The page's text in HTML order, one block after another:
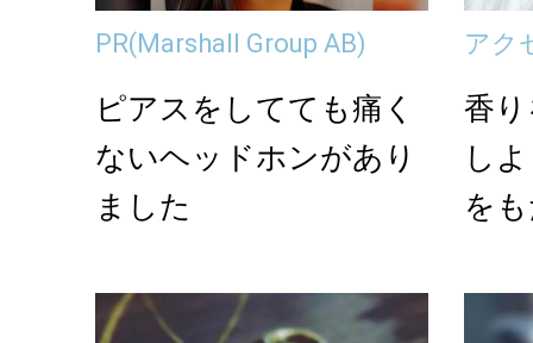
PR(Marshall Group AB)
ピアスをしてても痛く
ないヘッドホンがあり
ました
アク
香
し
を